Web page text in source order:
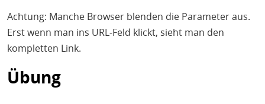
Achtung: Manche Browser blenden die Parameter aus.
Erst wenn man ins URL-Feld klickt, sieht man den
kompletten Link.
Übung